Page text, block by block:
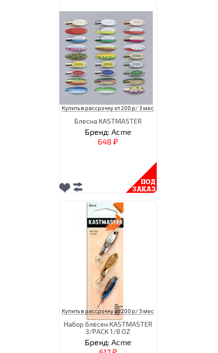
Купить в рассрочку от 200 р/ 3 мес
Блесна KASTMASTER
Бренд: Acme
648 ₽
Купить в рассрочку от 200 р/ 3 мес
Набор блёсен KASTMASTER
3/PACK 1/8 OZ
Бренд: Acme